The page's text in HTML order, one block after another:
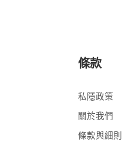
條款
私隱政策
關於我們
條款與細則